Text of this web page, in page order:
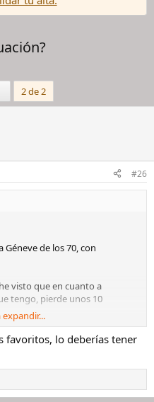
2 de 2
#26
de los 70, con
visto que en cuanto a
tengo, pierde unos 10
conozco otro lugar que me
750e para hacerle el servicio
yo para ponerle una
expandir...
favoritos, lo deberías tener